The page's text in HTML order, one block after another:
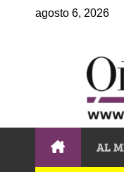
agosto 6, 2026
AL